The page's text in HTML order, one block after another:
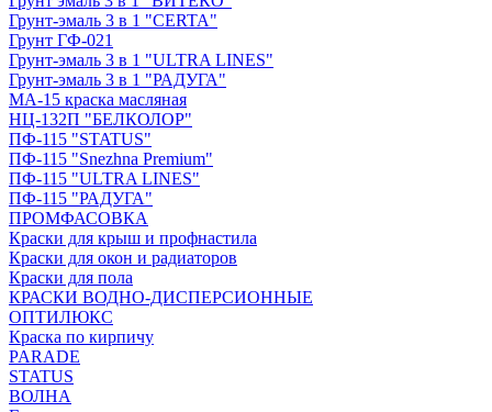
Грунт-эмаль 3 в 1 "CERTA"
Грунт ГФ-021
Грунт-эмаль 3 в 1 "ULTRA LINES"
Грунт-эмаль 3 в 1 "РАДУГА"
МА-15 краска масляная
НЦ-132П "БЕЛКОЛОР"
ПФ-115 "STATUS"
ПФ-115 "Snezhna Premium"
ПФ-115 "ULTRA LINES"
ПФ-115 "РАДУГА"
ПРОМФАСОВКА
Краски для крыш и профнастила
Краски для окон и радиаторов
Краски для пола
КРАСКИ ВОДНО-ДИСПЕРСИОННЫЕ
ОПТИЛЮКС
Краска по кирпичу
PARADE
STATUS
ВОЛНА